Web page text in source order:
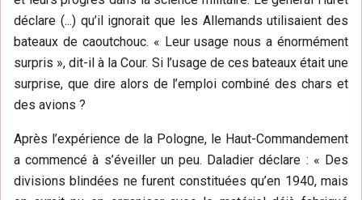
déclare (...) qu’il ignorait que les Allemands utilisaient des
bateaux de caoutchouc. « Leur usage nous a énormément
surpris », dit-il à la Cour. Si l’usage de ces bateaux était une
surprise, que dire alors de l’emploi combiné des chars et
des avions ?
Après l’expérience de la Pologne, le Haut-Commandement
a commencé à s’éveiller un peu. Daladier déclare : « Des
divisions blindées ne furent constituées qu’en 1940, mais